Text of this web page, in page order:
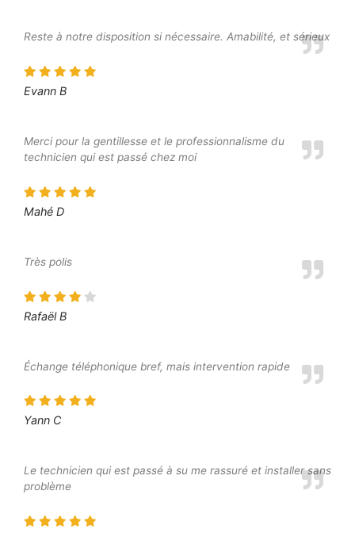
Reste à notre disposition si nécessaire. Amabilité, et sérieux
Evann B
Merci pour la gentillesse et le professionnalisme du
technicien qui est passé chez moi
Mahé D
Très polis
Rafaël B
Échange téléphonique bref, mais intervention rapide
Yann C
Le technicien qui est passé à su me rassuré et installer sans
problème